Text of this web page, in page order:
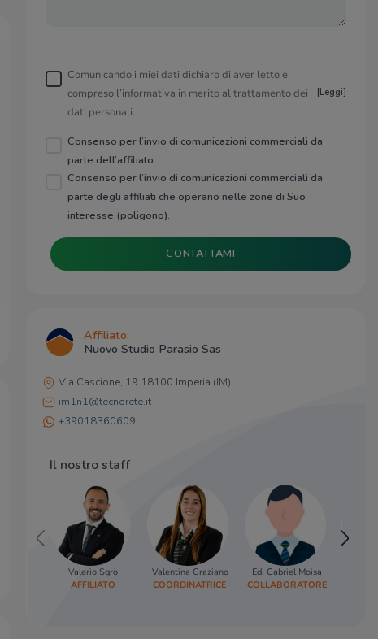
Comunicando i miei dati dichiaro di aver letto e
compreso l’informativa in merito al trattamento dei
dati personali.
[Leggi]
Consenso per l’invio di comunicazioni commerciali da
parte dell’affiliato.
Consenso per l’invio di comunicazioni commerciali da
parte degli affiliati che operano nelle zone di Suo
interesse (poligono).
CONTATTAMI
Affiliato:
Nuovo Studio Parasio Sas
Via Cascione, 19 18100 Imperia (IM)
im1n1@tecnorete.it
+39018360609
Il nostro staff
Valerio Sgrò
AFFILIATO
Valentina Graziano
COORDINATRICE
Edi Gabriel Moisa
COLLABORATORE